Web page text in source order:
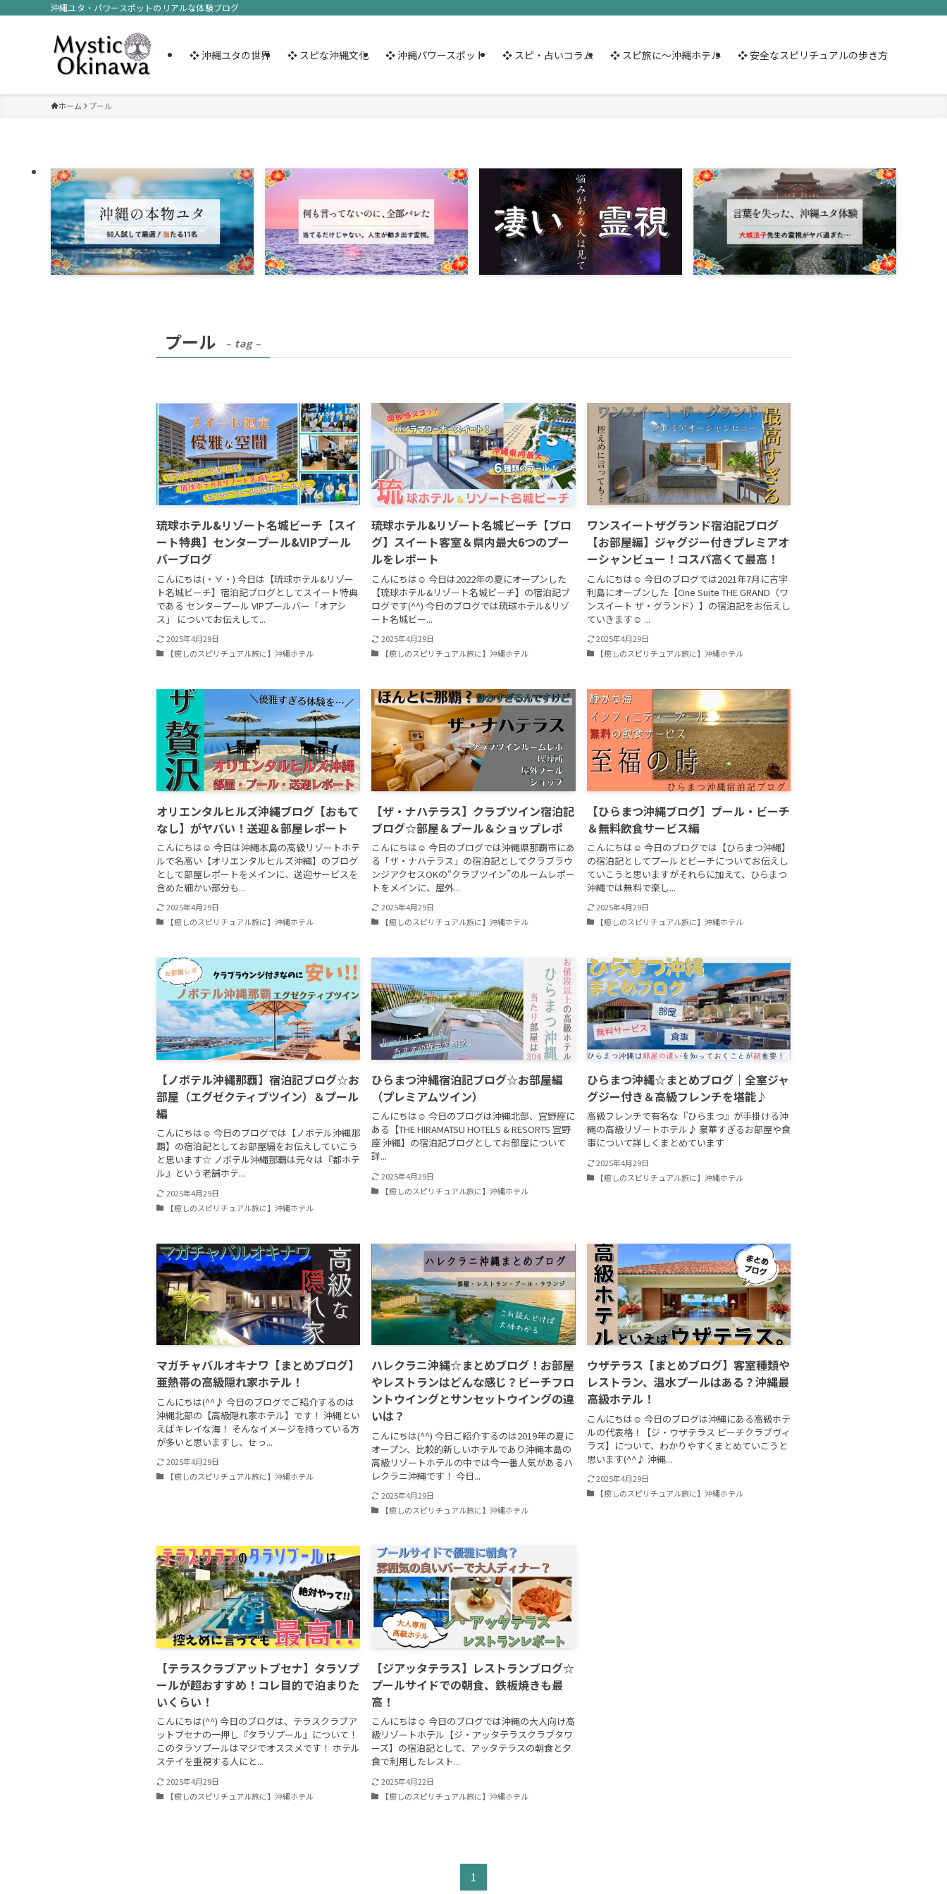
沖縄ユタ・パワースポットのリアルな体験ブログ
❖ 沖縄ユタの世界 ❖ スピな沖縄文化 ❖ 沖縄パワースポット ❖ スピ・占いコラム ❖ スピ旅に～沖縄ホテル ❖ 安全なスピリチュアルの歩き方
ホーム プール
プール – tag –
琉球ホテル&リゾート名城ビーチ【スイ
ート特典】センタープール&VIPプール
バーブログ
こんにちは(・∀・) 今日は【琉球ホテル&リゾー
ト名城ビーチ】宿泊記ブログとしてスイート特典
である センタープール VIPプールバー「オアシ
ス」 についてお伝えして...
2025年4月29日
【癒しのスピリチュアル旅に】沖縄ホテル
琉球ホテル&リゾート名城ビーチ【ブロ
グ】スイート客室＆県内最大6つのプー
ルをレポート
こんにちは☺ 今日は2022年の夏にオープンした
【琉球ホテル&リゾート名城ビーチ】の宿泊記ブ
ログです(^^) 今日のブログでは琉球ホテル&リゾ
ート名城ビー...
2025年4月29日
【癒しのスピリチュアル旅に】沖縄ホテル
ワンスイートザグランド宿泊記ブログ
【お部屋編】ジャグジー付きプレミアオ
ーシャンビュー！コスパ高くて最高！
こんにちは☺ 今日のブログでは2021年7月に古宇
利島にオープンした【One Suite THE GRAND（ワ
ンスイート ザ・グランド）】の宿泊記をお伝えし
ていきます☺ ...
2025年4月29日
【癒しのスピリチュアル旅に】沖縄ホテル
オリエンタルヒルズ沖縄ブログ【おもて
なし】がヤバい！送迎＆部屋レポート
こんにちは☺ 今日は沖縄本島の高級リゾートホテ
ルで名高い【オリエンタルヒルズ沖縄】のブログ
として部屋レポートをメインに、送迎サービスを
含めた細かい部分も...
2025年4月29日
【癒しのスピリチュアル旅に】沖縄ホテル
【ザ・ナハテラス】クラブツイン宿泊記
ブログ☆部屋＆プール＆ショップレポ
こんにちは☺ 今日のブログでは沖縄県那覇市にあ
る「ザ・ナハテラス」の宿泊記としてクラブラウ
ンジアクセスOKの“クラブツイン”のルームレポー
トをメインに、屋外...
2025年4月29日
【癒しのスピリチュアル旅に】沖縄ホテル
【ひらまつ沖縄ブログ】プール・ビーチ
＆無料飲食サービス編
こんにちは☺ 今日のブログでは【ひらまつ沖縄】
の宿泊記としてプールとビーチについてお伝えし
ていこうと思いますがそれらに加えて、ひらまつ
沖縄では無料で楽し...
2025年4月29日
【癒しのスピリチュアル旅に】沖縄ホテル
【ノボテル沖縄那覇】宿泊記ブログ☆お
部屋（エグゼクティブツイン）＆プール
編
こんにちは☺ 今日のブログでは【ノボテル沖縄那
覇】の宿泊記としてお部屋編をお伝えしていこう
と思います☆ ノボテル沖縄那覇は元々は『都ホテ
ル』という老舗ホテ...
2025年4月29日
【癒しのスピリチュアル旅に】沖縄ホテル
ひらまつ沖縄宿泊記ブログ☆お部屋編
（プレミアムツイン）
こんにちは☺ 今日のブログは沖縄北部、宜野座に
ある【THE HIRAMATSU HOTELS & RESORTS 宜野
座 沖縄】の宿泊記ブログとしてお部屋について
詳...
2025年4月29日
【癒しのスピリチュアル旅に】沖縄ホテル
ひらまつ沖縄☆まとめブログ｜全室ジャ
グジー付き＆高級フレンチを堪能♪
高級フレンチで有名な『ひらまつ』が手掛ける沖
縄の高級リゾートホテル♪ 豪華すぎるお部屋や食
事について詳しくまとめています
2025年4月29日
【癒しのスピリチュアル旅に】沖縄ホテル
マガチャバルオキナワ【まとめブログ】
亜熱帯の高級隠れ家ホテル！
こんにちは(^^♪ 今日のブログでご紹介するのは
沖縄北部の【高級隠れ家ホテル】です！ 沖縄とい
えばキレイな海！ そんなイメージを持っている方
が多いと思いますし、せっ...
2025年4月29日
【癒しのスピリチュアル旅に】沖縄ホテル
ハレクラニ沖縄☆まとめブログ！お部屋
やレストランはどんな感じ？ビーチフロ
ントウイングとサンセットウイングの違
いは？
こんにちは(^^) 今日ご紹介するのは2019年の夏に
オープン、比較的新しいホテルであり沖縄本島の
高級リゾートホテルの中では今一番人気があるハ
レクラニ沖縄です！ 今日...
2025年4月29日
【癒しのスピリチュアル旅に】沖縄ホテル
ウザテラス【まとめブログ】客室種類や
レストラン、温水プールはある？沖縄最
高級ホテル！
こんにちは☺ 今日のブログは沖縄にある高級ホテ
ルの代表格！【ジ・ウザテラス ビーチクラブヴィ
ラズ】について、わかりやすくまとめていこうと
思います(^^♪ 沖縄...
2025年4月29日
【癒しのスピリチュアル旅に】沖縄ホテル
【テラスクラブアットブセナ】タラソプ
ールが超おすすめ！コレ目的で泊まりた
いくらい！
こんにちは(^^) 今日のブログは、テラスクラブア
ットブセナの一押し『タラソプール』について！
このタラソプールはマジでオススメです！ ホテル
ステイを重視する人にと...
2025年4月29日
【癒しのスピリチュアル旅に】沖縄ホテル
【ジアッタテラス】レストランブログ☆
プールサイドでの朝食、鉄板焼きも最
高！
こんにちは☺ 今日のブログでは沖縄の大人向け高
級リゾートホテル【ジ・アッタテラスクラブタワ
ーズ】の宿泊記として、アッタテラスの朝食と夕
食で利用したレスト...
2025年4月22日
【癒しのスピリチュアル旅に】沖縄ホテル
1